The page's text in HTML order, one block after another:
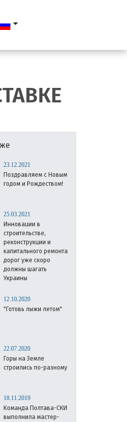
23.12.2021
Поздравляем с Новым
годом и Рождеством!
25.03.2021
Инновации в
строительстве,
реконструкции и
капитального ремонта
дорог уже скоро
должны шагать
Украины
12.10.2020
"Готовь лыжи летом"
22.07.2020
Горы на Земле
строились по-разному
18.11.2019
Команда Полтава-СКИ
выполнила мастер-